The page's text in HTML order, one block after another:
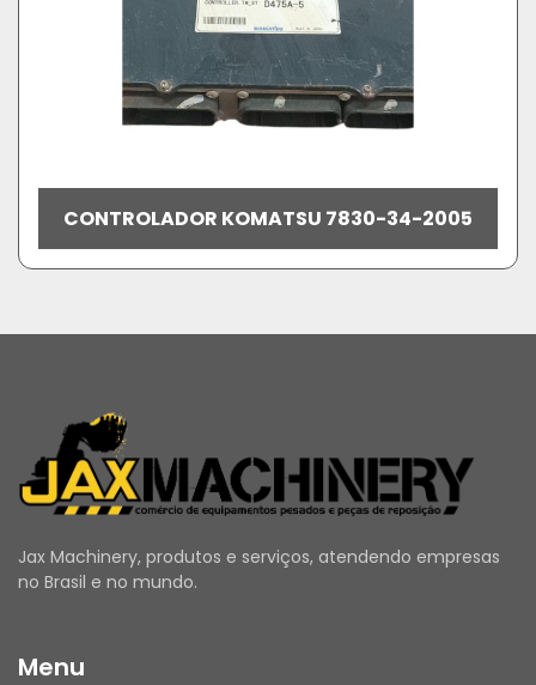
CONTROLADOR KOMATSU 7830-34-2005
Jax Machinery, produtos e serviços, atendendo empresas
no Brasil e no mundo.
Menu